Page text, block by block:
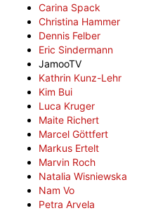
Carina Spack
Christina Hammer
Dennis Felber
Eric Sindermann
JamooTV
Kathrin Kunz-Lehr
Kim Bui
Luca Kruger
Maite Richert
Marcel Göttfert
Markus Ertelt
Marvin Roch
Natalia Wisniewska
Nam Vo
Petra Arvela